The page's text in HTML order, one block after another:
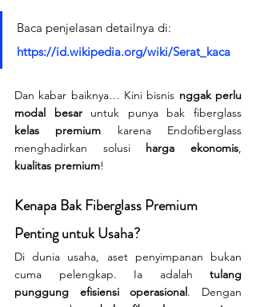
Baca penjelasan detailnya di:
https://id.wikipedia.org/wiki/Serat_kaca
Dan kabar baiknya… Kini bisnis nggak perlu
modal besar
kelas premium karena Endofiberglass
menghadirkan solusi harga ekonomis
kualitas premium!
Kenapa Bak Fiberglass Premium
Penting untuk Usaha?
Di dunia usaha, aset penyimpanan bukan
cuma pelengkap. Ia adalah tulang
punggung efisiensi operasional . Dengan